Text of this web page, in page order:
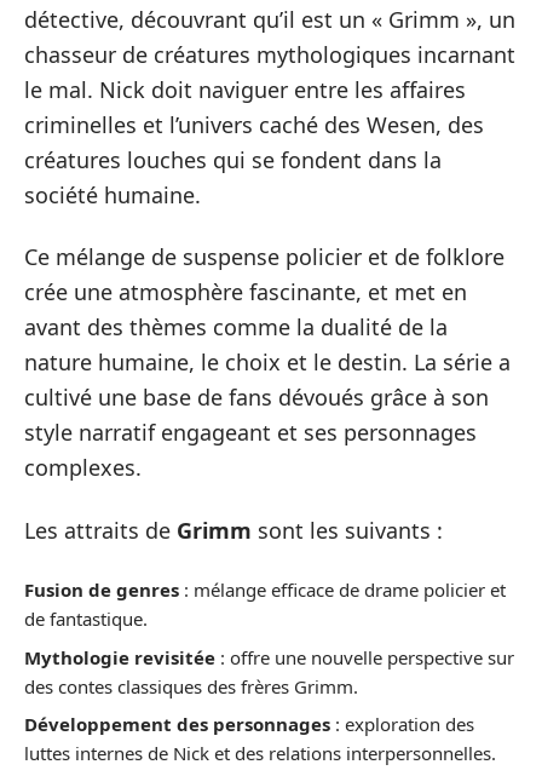
détective, découvrant qu’il est un « Grimm », un
chasseur de créatures mythologiques incarnant
le mal. Nick doit naviguer entre les affaires
criminelles et l’univers caché des Wesen, des
créatures louches qui se fondent dans la
société humaine.
Ce mélange de suspense policier et de folklore
crée une atmosphère fascinante, et met en
avant des thèmes comme la dualité de la
nature humaine, le choix et le destin. La série a
cultivé une base de fans dévoués grâce à son
style narratif engageant et ses personnages
complexes.
Les attraits de Grimm sont les suivants :
Fusion de genres : mélange efficace de drame policier et
de fantastique.
Mythologie revisitée : offre une nouvelle perspective sur
des contes classiques des frères Grimm.
Développement des personnages : exploration des
luttes internes de Nick et des relations interpersonnelles.